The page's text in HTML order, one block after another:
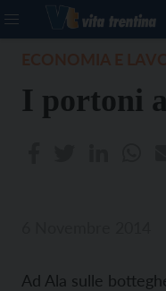
I portoni
Ad Ala sulle